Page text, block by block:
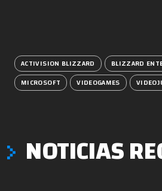
ACTIVISION BLIZZARD
BLIZZARD
MICROSOFT
VIDEOGAMES
NOTICIAS